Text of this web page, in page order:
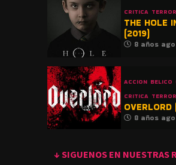
CRITICA TERROR
THE HOLE
(2019)
8 años ago
ACCION BELICO
CRITICA TERROR
OVERLORD
8 años ago
↓ SIGUENOS EN NUESTRAS